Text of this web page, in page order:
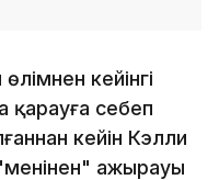
кейінгі
қарауға себеп
кейін Кэлли
ажырауы